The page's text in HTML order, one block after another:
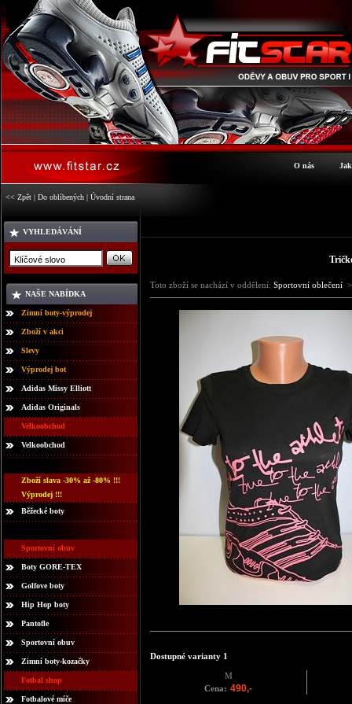
O nás
<< Zpět | Do oblíbených | Úvodní strana
VYHLEDÁVÁNÍ
NAŠE NABÍDKA
Zimní boty-výprodej
Zboží v akci
Slevy
Výprodej bot
Adidas Missy Elliott
Adidas Originals
Velkoobchod
Velkoobchod
Zboží slava -30% až -80% !!!
Výprodej !!!
Běžecké boty
Sportovní obuv
Boty GORE-TEX
Golfove boty
Hip Hop boty
Pantofle
Sportovní obuv
Zimní boty-kozačky
Fotbal shop
Fotbalové míče
Toto zboží se nachází v oddělení: Sportovní oblečení
Dostupné varianty 1
M
Cena: 490,-